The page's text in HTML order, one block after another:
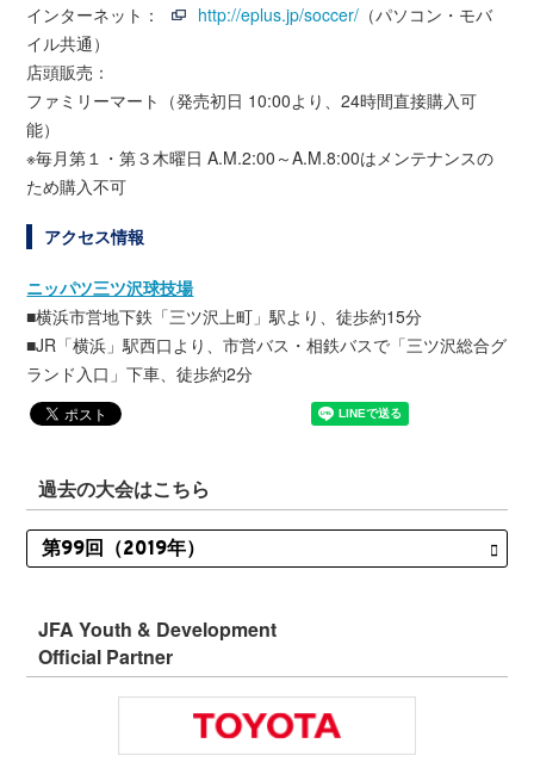
インターネット：
http://eplus.jp/soccer/ （パソコン・モバ
イル共通）
店頭販売：
ファミリーマート（発売初日 10:00より、24時間直接購入可
能）
※毎月第１・第３木曜日 A.M.2:00～A.M.8:00はメンテナンスの
ため購入不可
アクセス情報
ニッパツ三ツ沢球技場
■横浜市営地下鉄「三ツ沢上町」駅より、徒歩約15分
■JR「横浜」駅西口より、市営バス・相鉄バスで「三ツ沢総合グ
ランド入口」下車、徒歩約2分
過去の大会はこちら
JFA Youth & Development
Official Partner